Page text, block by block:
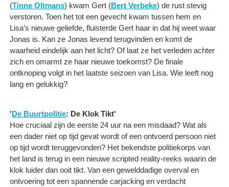
(Tinne Oltmans) kwam Gert (Bert Verbeke) de rust stevig
verstoren. Toen het tot een gevecht kwam tussen hem en
Lisa’s nieuwe geliefde, fluisterde Gert haar in dat hij weet waar
Jonas is. Kan ze Jonas levend terugvinden en komt de
waarheid eindelijk aan het licht? Of laat ze het verleden achter
zich en omarmt ze haar nieuwe toekomst? De finale
ontknoping volgt in het laatste seizoen van Lisa. Wie leeft nog
lang en gelukkig?
'De Buurtpolitie: De Klok Tikt'
Hoe cruciaal zijn de eerste 24 uur na een misdaad? Wat als
een dader niet op tijd gevat wordt of een ontvoerd persoon niet
op tijd wordt teruggevonden? Het bekendste politiekorps van
het land is terug in een nieuwe scripted reality-reeks waarin de
klok luider dan ooit tikt. Van een gewelddadige overval en
ontvoering tot een spannende carjacking en verdacht